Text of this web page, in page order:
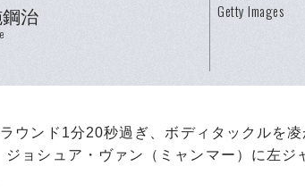
治 Getty Images
ウンド1分20秒過ぎ、ボディタックルを
ジョシュア・ヴァン（ミャンマー）に左